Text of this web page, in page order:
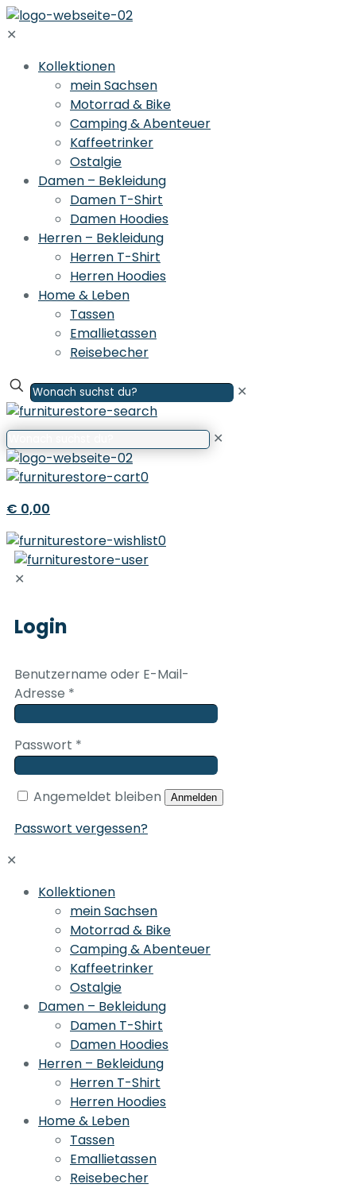
✕
Kollektionen
mein Sachsen
Motorrad & Bike
Camping & Abenteuer
Kaffeetrinker
Ostalgie
Damen – Bekleidung
Damen T-Shirt
Damen Hoodies
Herren – Bekleidung
Herren T-Shirt
Herren Hoodies
Home & Leben
Tassen
Emallietassen
Reisebecher
✕
✕
0
€ 0,00
0
✕
Login
Benutzername oder E-Mail-
Adresse *
Passwort *
Angemeldet bleiben Anmelden
Passwort vergessen?
✕
Kollektionen
mein Sachsen
Motorrad & Bike
Camping & Abenteuer
Kaffeetrinker
Ostalgie
Damen – Bekleidung
Damen T-Shirt
Damen Hoodies
Herren – Bekleidung
Herren T-Shirt
Herren Hoodies
Home & Leben
Tassen
Emallietassen
Reisebecher